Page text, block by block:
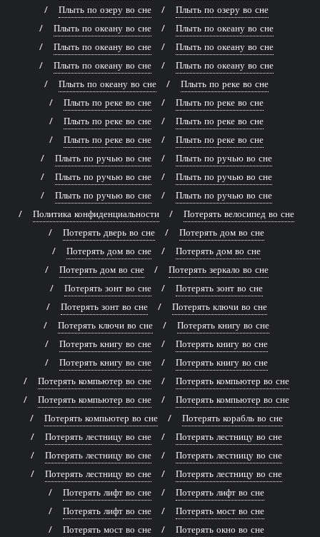
Плыть по озеру во сне
Плыть по озеру во сне
Плыть по океану во сне
Плыть по океану во сне
Плыть по океану во сне
Плыть по океану во сне
Плыть по океану во сне
Плыть по океану во сне
Плыть по океану во сне
Плыть по реке во сне
Плыть по реке во сне
Плыть по реке во сне
Плыть по реке во сне
Плыть по реке во сне
Плыть по реке во сне
Плыть по реке во сне
Плыть по ручью во сне
Плыть по ручью во сне
Плыть по ручью во сне
Плыть по ручью во сне
Плыть по ручью во сне
Плыть по ручью во сне
Политика конфиденциальности
Потерять велосипед во сне
Потерять дверь во сне
Потерять дом во сне
Потерять дом во сне
Потерять дом во сне
Потерять дом во сне
Потерять зеркало во сне
Потерять зонт во сне
Потерять зонт во сне
Потерять зонт во сне
Потерять ключи во сне
Потерять ключи во сне
Потерять книгу во сне
Потерять книгу во сне
Потерять книгу во сне
Потерять книгу во сне
Потерять книгу во сне
Потерять компьютер во сне
Потерять компьютер во сне
Потерять компьютер во сне
Потерять компьютер во сне
Потерять компьютер во сне
Потерять корабль во сне
Потерять лестницу во сне
Потерять лестницу во сне
Потерять лестницу во сне
Потерять лестницу во сне
Потерять лестницу во сне
Потерять лестницу во сне
Потерять лифт во сне
Потерять лифт во сне
Потерять лифт во сне
Потерять мост во сне
Потерять мост во сне
Потерять окно во сне